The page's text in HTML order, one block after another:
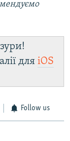
для iOS
Follow us